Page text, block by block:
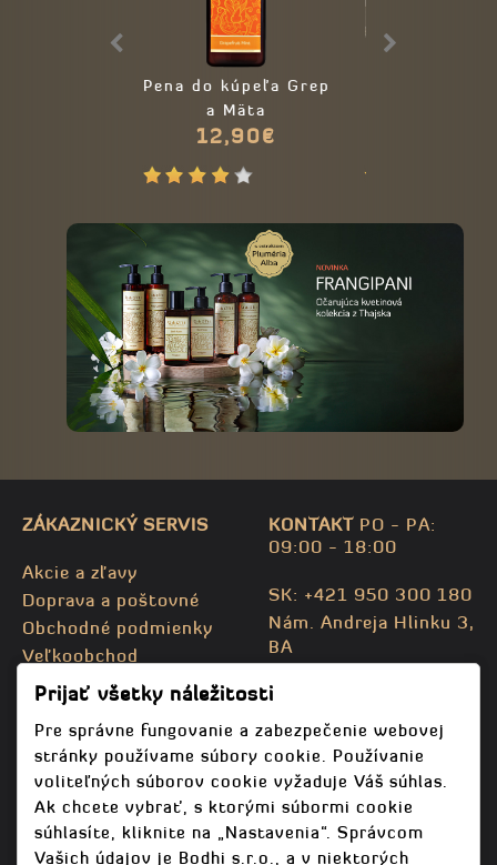
Pena do kúpeľa Grep
a Mäta
12,90€
ZÁKAZNICKÝ SERVIS
Akcie a zľavy
Doprava a poštovné
Obchodné podmienky
Veľkoobchod
Kontaktujte nás
Mapa stránky
KONTAKTPO - PA:
09:00 - 18:00
SK: +421 950 300 180
Nám. Andreja Hlinku 3,
BA
info@bodhispa.sk
info@bodhi.cz
Prijať všetky náležitosti
Pre správne fungovanie a zabezpečenie webovej
stránky používame súbory cookie. Používanie
voliteľných súborov cookie vyžaduje Váš súhlas.
Ak chcete vybrať, s ktorými súbormi cookie
súhlasíte, kliknite na „Nastavenia“. Správcom
Vašich údajov je Bodhi s.r.o., a v niektorých